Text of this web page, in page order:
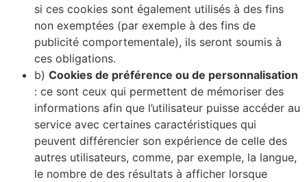
si ces cookies sont également utilisés à des fins
non exemptées (par exemple à des fins de
publicité comportementale), ils seront soumis à
ces obligations.
b) Cookies de préférence ou de personnalisation
: ce sont ceux qui permettent de mémoriser des
informations afin que l’utilisateur puisse accéder au
service avec certaines caractéristiques qui
peuvent différencier son expérience de celle des
autres utilisateurs, comme, par exemple, la langue,
le nombre de des résultats à afficher lorsque